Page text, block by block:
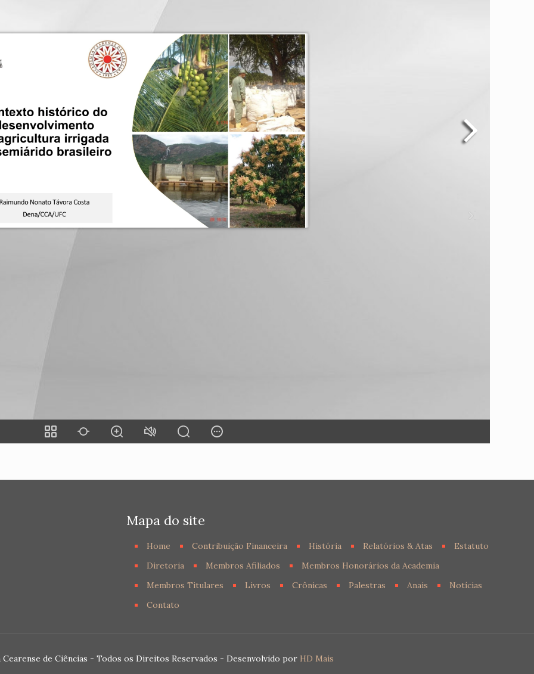
Mapa do site
Home Contribuição Financeira História Relatórios & Atas
Estatuto
Diretoria
Membros Afiliados
Membros Honorários da Academia
Membros Titulares
Livros Crônicas Palestras Anais
Notícias
Contato
Cearense de Ciências - Todos os Direitos Reservados - Desenvolvido por HD Mais